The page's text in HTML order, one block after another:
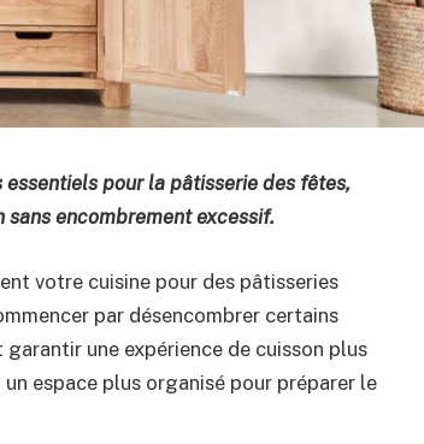
pour la pâtisserie des fêtes,
sans encombrement excessif.
votre cuisine pour des pâtisseries
par désencombrer certains
une expérience de cuisson plus
espace plus organisé pour préparer le